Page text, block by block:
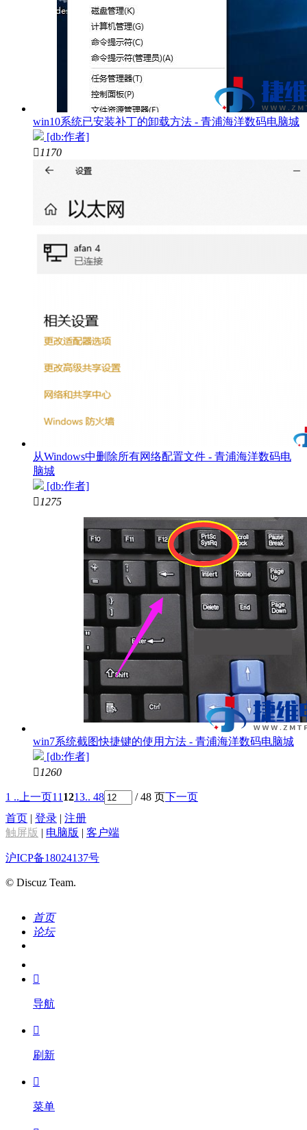
win10系统已安装补丁的卸载方法 - 青浦海洋数码电脑城
[db:作者]
 1170
从Windows中删除所有网络配置文件 - 青浦海洋数码电
脑城
[db:作者]
 1275
win7系统截图快捷键的使用方法 - 青浦海洋数码电脑城
[db:作者]
 1260
1 .. 上一页11 1213.. 48 / 48 页下一页
首页 | 登录 | 注册
触屏版 | 电脑版 | 客户端
沪ICP备18024137号
© Discuz Team.
首页
论坛
我的

导航

刷新

菜单